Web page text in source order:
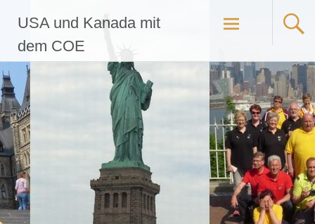
Inhalt
springen
USA und Kanada mit
dem COE